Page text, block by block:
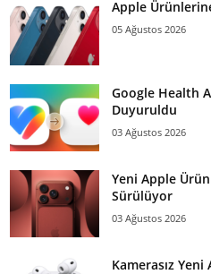
Apple
05 Ağustos 2026
Google Health
Duyuruldu
03 Ağustos 2026
Yeni Apple
Sürülüyor
03 Ağustos 2026
Kamerasız